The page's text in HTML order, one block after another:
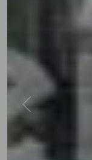
Previous